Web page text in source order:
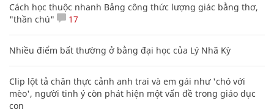
Cách học thuộc nhanh Bảng công thức lượng giác bằng thơ,
"thần chú"
17
Nhiều điểm bất thường ở bằng đại học của Lý Nhã Kỳ
Clip lột tả chân thực cảnh anh trai và em gái như 'chó với
mèo', người tinh ý còn phát hiện một vấn đề trong giáo dục
con